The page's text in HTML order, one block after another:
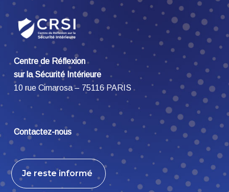
Centre de Réflexion
sur la Sécurité Intérieure
10 rue Cimarosa – 75116 PARIS
Contactez-nous
Je reste informé